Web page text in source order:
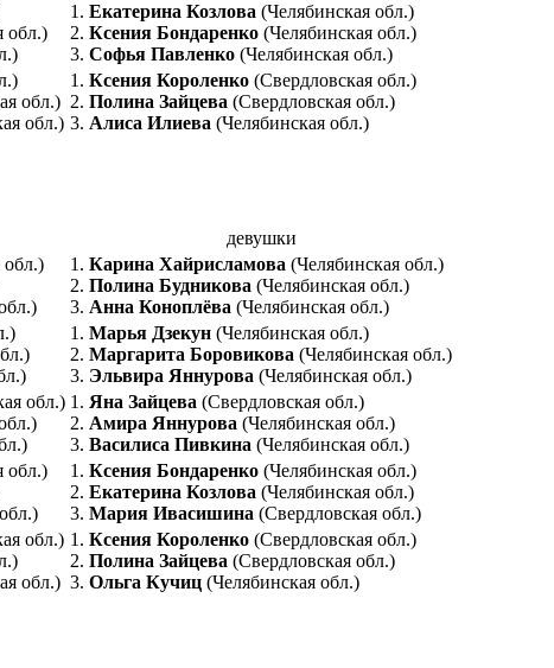
обл.)
1. Екатерина Козлова (Челябинская обл.)
2. Ксения Бондаренко (Челябинская обл.)
3. Софья Павленко (Челябинская обл.)
обл.)
обл.)
1. Ксения Короленко (Свердловская обл.)
2. Полина Зайцева (Свердловская обл.)
3. Алиса Илиева (Челябинская обл.)
девушки
обл.)
1. Карина Хайрисламова (Челябинская обл.)
2. Полина Будникова (Челябинская обл.)
3. Анна Коноплёва (Челябинская обл.)
1. Марья Дзекун (Челябинская обл.)
2. Маргарита Боровикова (Челябинская обл.)
3. Эльвира Яннурова (Челябинская обл.)
обл.) 1. Яна Зайцева (Свердловская обл.)
2. Амира Яннурова (Челябинская обл.)
3. Василиса Пивкина (Челябинская обл.)
обл.)
1. Ксения Бондаренко (Челябинская обл.)
2. Екатерина Козлова (Челябинская обл.)
3. Мария Ивасишина (Свердловская обл.)
обл.)
обл.)
1. Ксения Короленко (Свердловская обл.)
2. Полина Зайцева (Свердловская обл.)
3. Ольга Кучиц (Челябинская обл.)